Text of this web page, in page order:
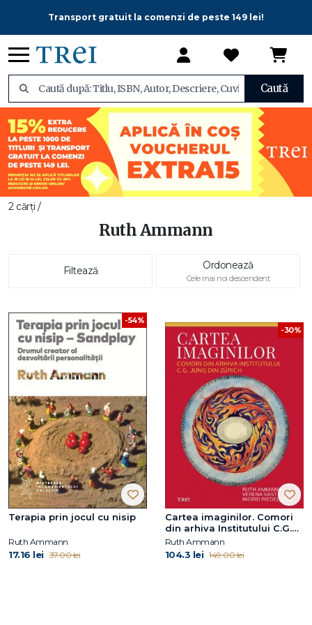
Transport gratuit la comenzi de peste 149 lei!
Caută
2 cărți /
Ruth Ammann
Filtează Ordonează
Cele mai noi descendent
-54%
Terapia prin jocul cu nisip
Ruth Ammann
17.16 lei 37.00 lei
-30%
Cartea imaginilor. Comori
din arhiva Institutului C.G.
Jung din Zürich
Ruth Ammann
104.3 lei 149.00 lei